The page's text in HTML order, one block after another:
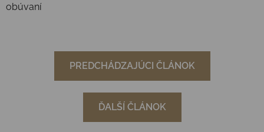
obúvaní
PREDCHÁDZAJÚCI ČLÁNOK
ĎALŠÍ ČLÁNOK